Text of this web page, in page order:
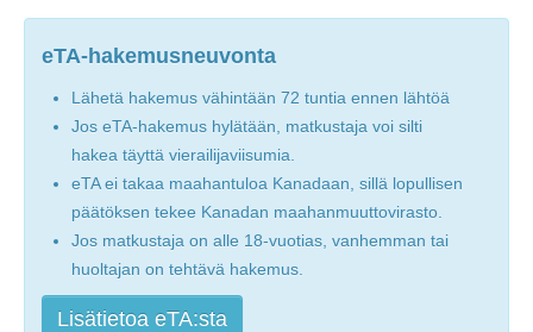
eTA-hakemusneuvonta
Lähetä hakemus vähintään 72 tuntia ennen lähtöä
Jos eTA-hakemus hylätään, matkustaja voi silti
hakea täyttä vierailijaviisumia.
eTA ei takaa maahantuloa Kanadaan, sillä lopullisen
päätöksen tekee Kanadan maahanmuuttovirasto.
Jos matkustaja on alle 18-vuotias, vanhemman tai
huoltajan on tehtävä hakemus.
Lisätietoa eTA:sta